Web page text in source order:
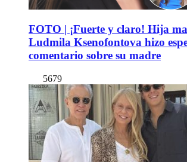
FOTO | ¡Fuerte y claro! Hija
Ludmila Ksenofontova hizo
comentario sobre su madre
5679